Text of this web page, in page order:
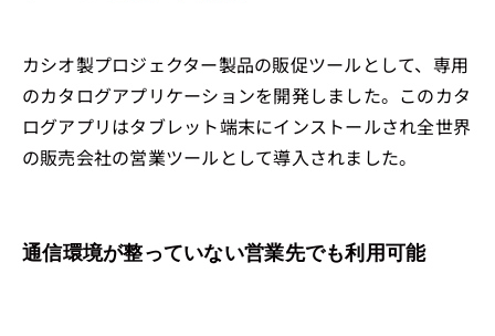
カシオ製プロジェクター製品の販促ツールとして、専用
のカタログアプリケーションを開発しました。このカタ
ログアプリはタブレット端末にインストールされ全世界
の販売会社の営業ツールとして導入されました。
通信環境が整っていない営業先でも利用可能